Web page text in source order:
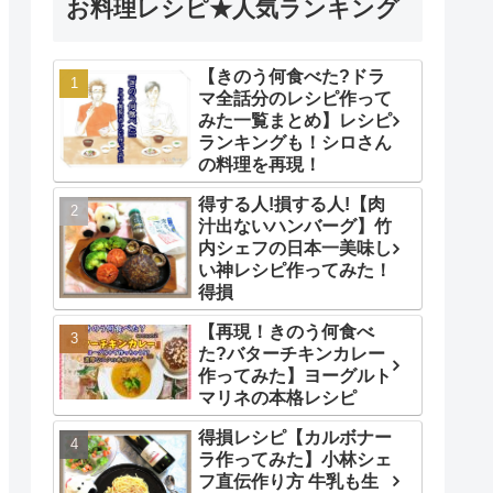
お料理レシピ★人気ランキング
【きのう何食べた?ドラ
マ全話分のレシピ作って
みた一覧まとめ】レシピ
ランキングも！シロさん
の料理を再現！
得する人!損する人!【肉
汁出ないハンバーグ】竹
内シェフの日本一美味し
い神レシピ作ってみた！
得損
【再現！きのう何食べ
た?バターチキンカレー
作ってみた】ヨーグルト
マリネの本格レシピ
得損レシピ【カルボナー
ラ作ってみた】小林シェ
フ直伝作り方 牛乳も生